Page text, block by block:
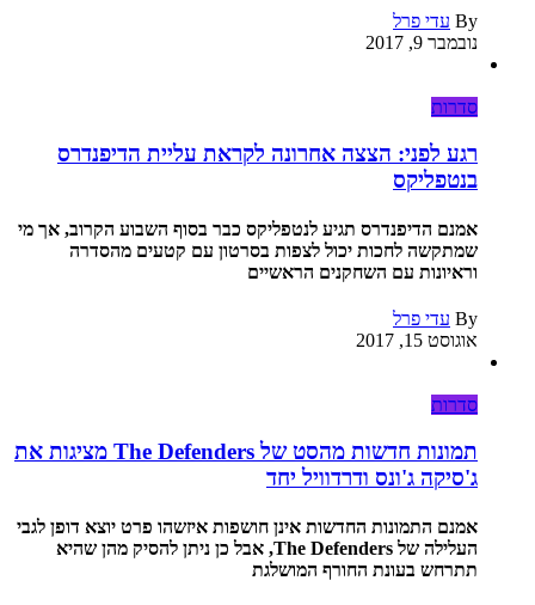
By עדי פרל
נובמבר 9, 2017
סדרות
רגע לפני: הצצה אחרונה לקראת עליית הדיפנדרס
בנטפליקס
אמנם הדיפנדרס תגיע לנטפליקס כבר בסוף השבוע הקרוב, אך מי
שמתקשה לחכות יכול לצפות בסרטון עם קטעים מהסדרה
וראיונות עם השחקנים הראשיים
By עדי פרל
אוגוסט 15, 2017
סדרות
תמונות חדשות מהסט של The Defenders מציגות את
ג'סיקה ג'ונס ודרדוויל יחד
אמנם התמונות החדשות אינן חושפות איזשהו פרט יוצא דופן לגבי
העלילה של The Defenders, אבל כן ניתן להסיק מהן שהיא
תתרחש בעונת החורף המושלגת